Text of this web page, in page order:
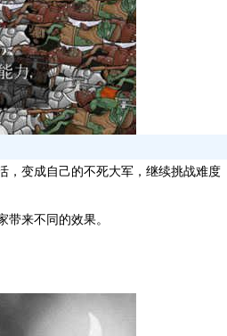
，变成自己的不死大军，继续挑战难度
来不同的效果。